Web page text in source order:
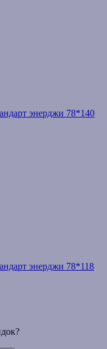
энерджи 78*140
энерджи 78*118